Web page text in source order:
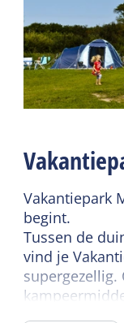
Wifi privé
Sanitair
Badkamer
Toilet in
camping
Vakantiepark
begint.
Tussen de
vind je
supergezellig.